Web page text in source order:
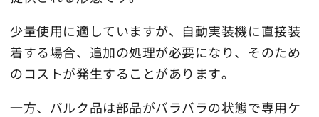
少量使用に適していますが、自動実装機に直接装
着する場合、追加の処理が必要になり、そのため
のコストが発生することがあります。
一方、バルク品は部品がバラバラの状態で専用ケ